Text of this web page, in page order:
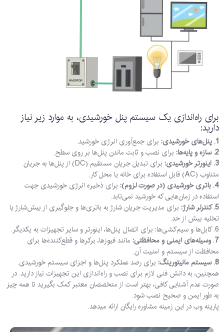
برای راه‌اندازی یک سیستم پنل خورشیدی، به موارد زیر نیاز
دارید:
1. پنل‌های خورشیدی:
برای جمع‌آوری انرژی خورشید.
2. سازه و پایه‌ها:
برای نصب و ثابت ماندن پنل‌ها بر روی سطح.
3. اینورتر خورشیدی:
برای تبدیل جریان مستقیم (DC) از پنل‌ها به جریان
متناوب (AC) قابل استفاده برای خانه یا محل کار.
4. باتری خورشیدی (در صورت لزوم):
برای ذخیره انرژی خورشیدی جهت
استفاده در زمان‌هایی که خورشید نمی‌تابد.
5. کنترلر شارژ:
برای مدیریت جریان شارژ به باتری‌ها و جلوگیری از بیش‌شارژ یا
تخلیه بیش از حد.
6. کابل‌ها و سیم‌کشی‌ها: برای اتصال پنل‌ها، اینورتر و سایر تجهیزات به یکدیگر.
7. وسیله‌های ایمنی و محافظتی:
مانند فیوزها، برکرها و قطع‌کننده‌ها برای
محافظت از سیستم و امنیت آن.
8. سیستم مانیتورینگ:
برای رصد عملکرد پنل‌ها و اجزای سیستم خورشیدی.
همچنین، به دانش فنی لازم برای نصب و راه‌اندازی این تجهیزات نیاز دارید. در
صورت عدم آشنایی کافی، بهتر است از متخصصان معتبر کمک بگیرید تا همه چیز
به طور ایمن و صحیح نصب شود.
پارینه وب در این زمینه مشاوره رایگان ارائه میدهد.